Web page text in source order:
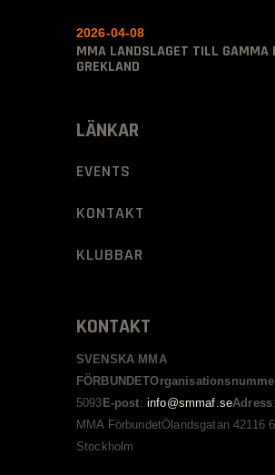
MMA LANDSLAGET TILL GAMMA I
GREKLAND
2026-04-08
LÄNKAR
EVENTS
KONTAKT
KLUBBAR
KONTAKT
SVENSKA MMA
FÖRBUNDET
5093E-post: info@smmaf.seAdress:
MMA FörbundetÖlandsgatan 42116
Stockholm